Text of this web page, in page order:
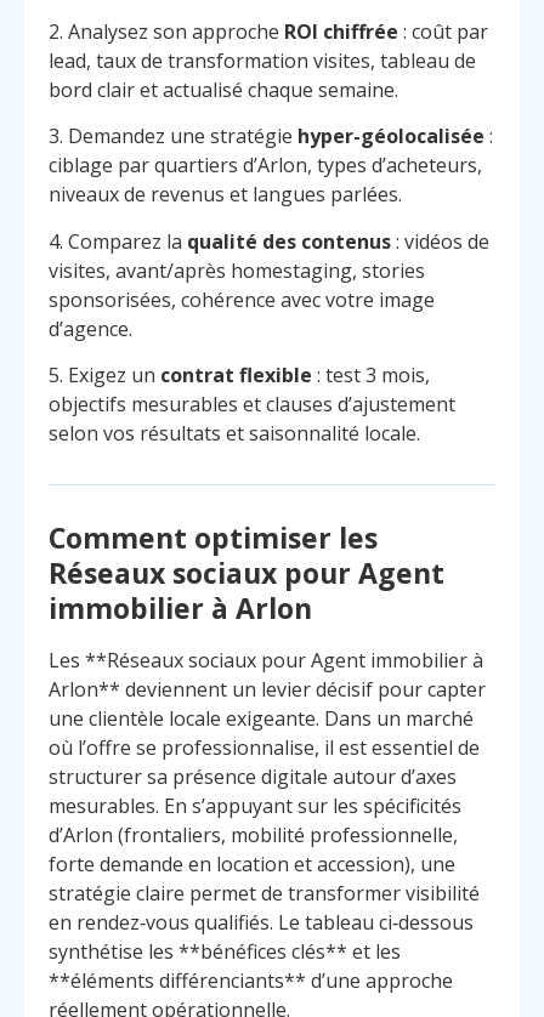
2. Analysez son approche ROI chiffrée : coût par
lead, taux de transformation visites, tableau de
bord clair et actualisé chaque semaine.
3. Demandez une stratégie hyper-géolocalisée :
ciblage par quartiers d’Arlon, types d’acheteurs,
niveaux de revenus et langues parlées.
4. Comparez la qualité des contenus: vidéos de
visites, avant/après homestaging, stories
sponsorisées, cohérence avec votre image
d’agence.
5. Exigez un contrat flexible : test 3 mois,
objectifs mesurables et clauses d’ajustement
selon vos résultats et saisonnalité locale.
Comment optimiser les
Réseaux sociaux pour Agent
immobilier à Arlon
Les **Réseaux sociaux pour Agent immobilier à
Arlon** deviennent un levier décisif pour capter
une clientèle locale exigeante. Dans un marché
où l’offre se professionnalise, il est essentiel de
structurer sa présence digitale autour d’axes
mesurables. En s’appuyant sur les spécificités
d’Arlon (frontaliers, mobilité professionnelle,
forte demande en location et accession), une
stratégie claire permet de transformer visibilité
en rendez‑vous qualifiés. Le tableau ci‑dessous
synthétise les **bénéfices clés** et les
**éléments différenciants** d’une approche
réellement opérationnelle.